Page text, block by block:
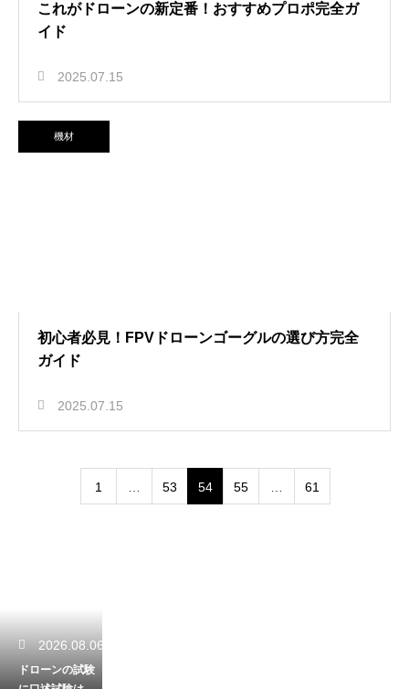
これがドローンの新定番！おすすめプロポ完全ガ
イド
2025.07.15
機材
初心者必見！FPVドローンゴーグルの選び方完全
ガイド
2025.07.15
1 53 54 55 61
2026.08.06
ドローンの試験